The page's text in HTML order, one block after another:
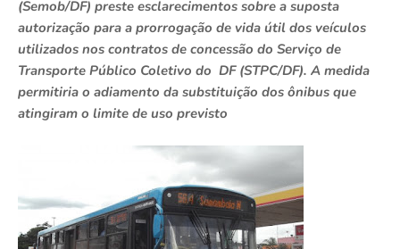
(Semob/DF) preste esclarecimentos sobre a suposta
autorização para a prorrogação de vida útil dos veículos
utilizados nos contratos de concessão do Serviço de
Transporte Público Coletivo do DF (STPC/DF). A medida
permitiria o adiamento da substituição dos ônibus que
atingiram o limite de uso previsto